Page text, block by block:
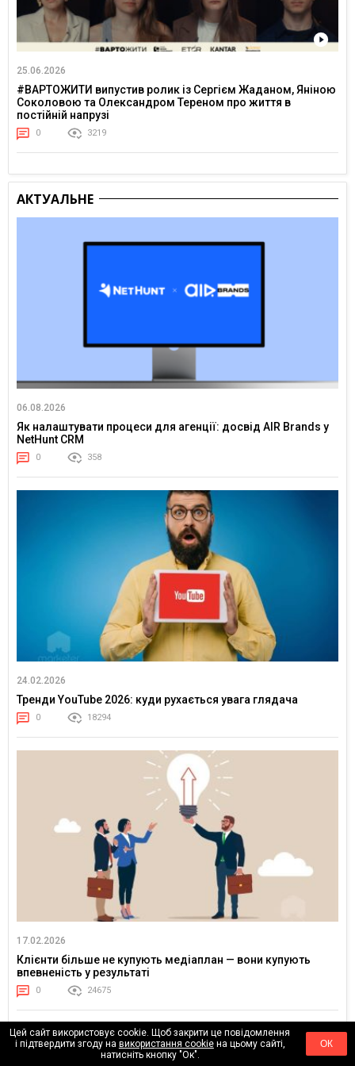
25.06.2026
#ВАРТОЖИТИ випустив ролик із Сергієм Жаданом, Яніною
Соколовою та Олександром Тереном про життя в
постійній напрузі
0 3219
АКТУАЛЬНЕ
06.08.2026
Як налаштувати процеси для агенції: досвід AIR Brands у
NetHunt CRM
0 358
24.02.2026
Тренди YouTube 2026: куди рухається увага глядача
0 18294
17.02.2026
Клієнти більше не купують медіаплан — вони купують
впевненість у результаті
0 24675
Цей сайт використовує cookie. Щоб закрити це повідомлення
і підтвердити згоду на використання cookieна цьому сайті,
натисніть кнопку "Ок".
ОК